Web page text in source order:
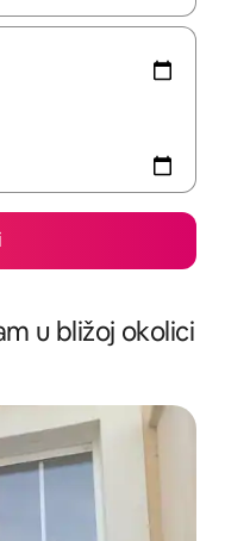
u bližoj okolici